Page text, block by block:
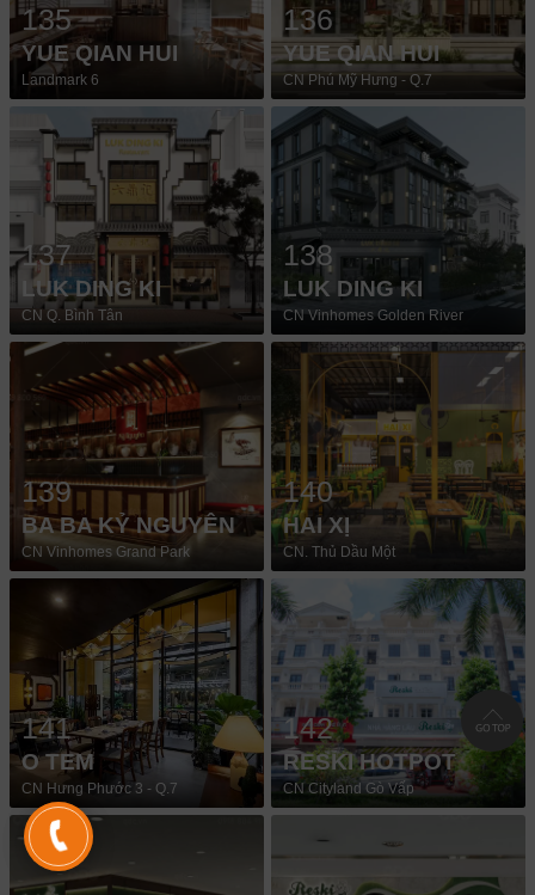
135
YUE QIAN HUI
Landmark 6
136
YUE QIAN HUI
CN Phú Mỹ Hưng - Q.7
137
LUK DING KI
CN Q. Bình Tân
138
LUK DING KI
CN Vinhomes Golden River
139
BA BA KỶ NGUYÊN
CN Vinhomes Grand Park
140
HAI XỊ
CN. Thủ Dầu Một
141
O TEM
CN Hưng Phước 3 - Q.7
142
RESKI HOTPOT
CN Cityland Gò Vấp